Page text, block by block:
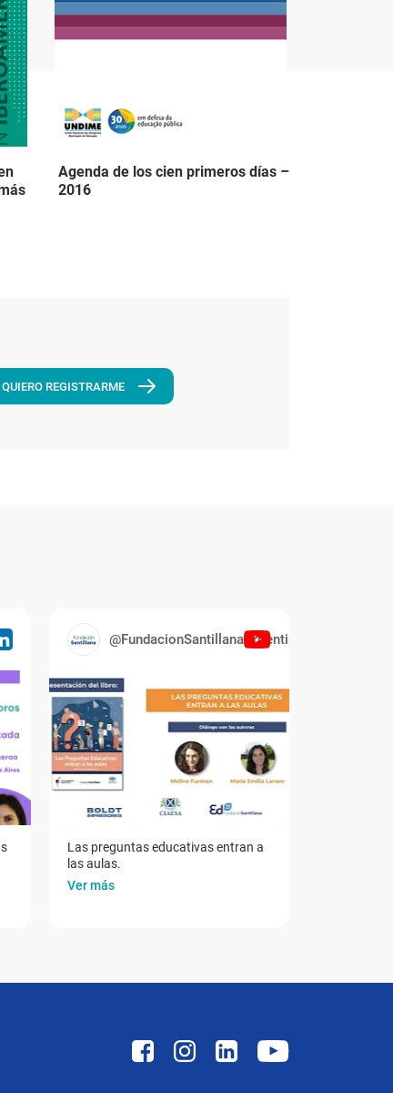
Agenda de los cien primeros días –
2016
QUIERO REGISTRARME
@FundacionSantillanaArgentina
Las preguntas educativas entran a
las aulas.
Ver más